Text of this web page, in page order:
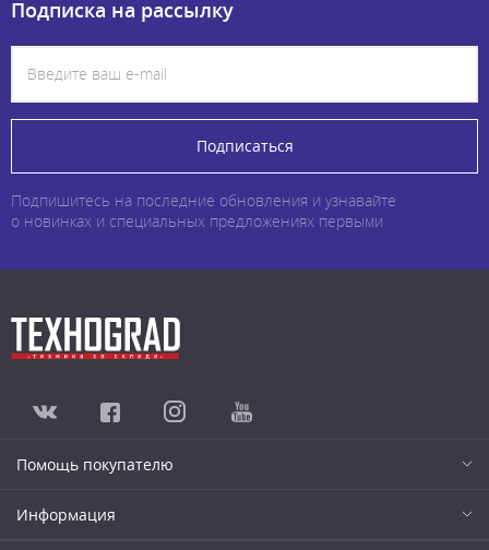
Подписка на рассылку
Подписаться
Подпишитесь на последние обновления и узнавайте
о новинках и специальных предложениях первыми
Помощь покупателю
Информация